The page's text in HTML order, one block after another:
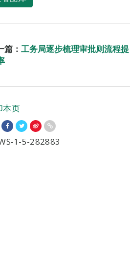
篇： 工务局逐步梳理审批则流程提
本页
1-5-282883